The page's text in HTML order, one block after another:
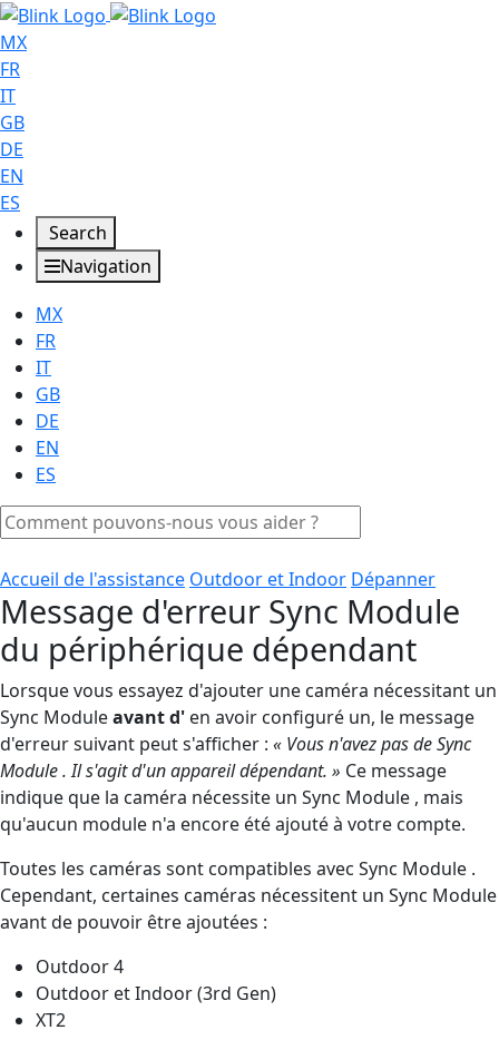
MX
FR
IT
GB
DE
EN
ES
Search
Navigation
MX
FR
IT
GB
DE
EN
ES
Accueil de l'assistance Outdoor et Indoor Dépanner
Message d'erreur Sync Module
du périphérique dépendant
Lorsque vous essayez d'ajouter une caméra nécessitant un
Sync Moduleavant d' en avoir configuré un, le message
d'erreur suivant peut s'afficher : « Vous n'avez pas de Sync
Module . Il s'agit d'un appareil dépendant. » Ce message
indique que la caméra nécessite un Sync Module , mais
qu'aucun module n'a encore été ajouté à votre compte.
Toutes les caméras sont compatibles avec Sync Module .
Cependant, certaines caméras nécessitent un Sync Module
avant de pouvoir être ajoutées :
Outdoor 4
Outdoor et Indoor (3rd Gen)
XT2